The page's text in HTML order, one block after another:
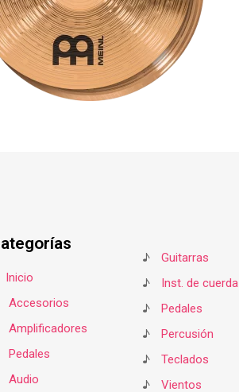
Inicio
Accesorios
Amplificadores
Pedales
Audio
♪
Guitarras
♪
Inst. de cuerda
♪
Pedales
♪
Percusión
♪
Teclados
♪
Vientos